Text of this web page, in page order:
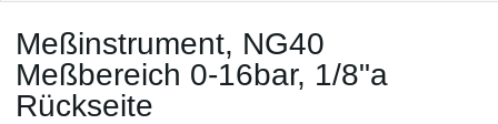
Meßinstrument, NG40
Meßbereich 0-16bar, 1/8"a
Rückseite